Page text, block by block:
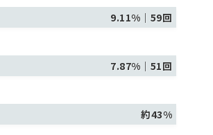
9.11%｜59回
7.87%｜51回
約43%